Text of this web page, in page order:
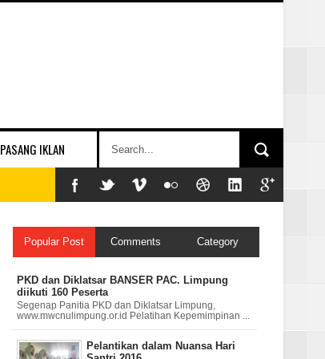
PASANG IKLAN
Popular Post Comments Category
PKD dan Diklatsar BANSER PAC. Limpung
diikuti 160 Peserta
Segenap Panitia PKD dan Diklatsar Limpung,
www.mwcnulimpung.or.id Pelatihan Kepemimpinan ...
Pelantikan dalam Nuansa Hari